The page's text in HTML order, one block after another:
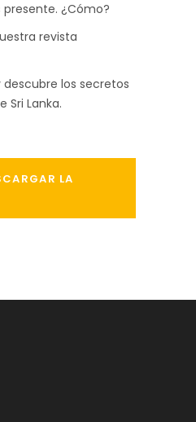
¿Cómo?
revista
los secretos
Sri Lanka.
LA